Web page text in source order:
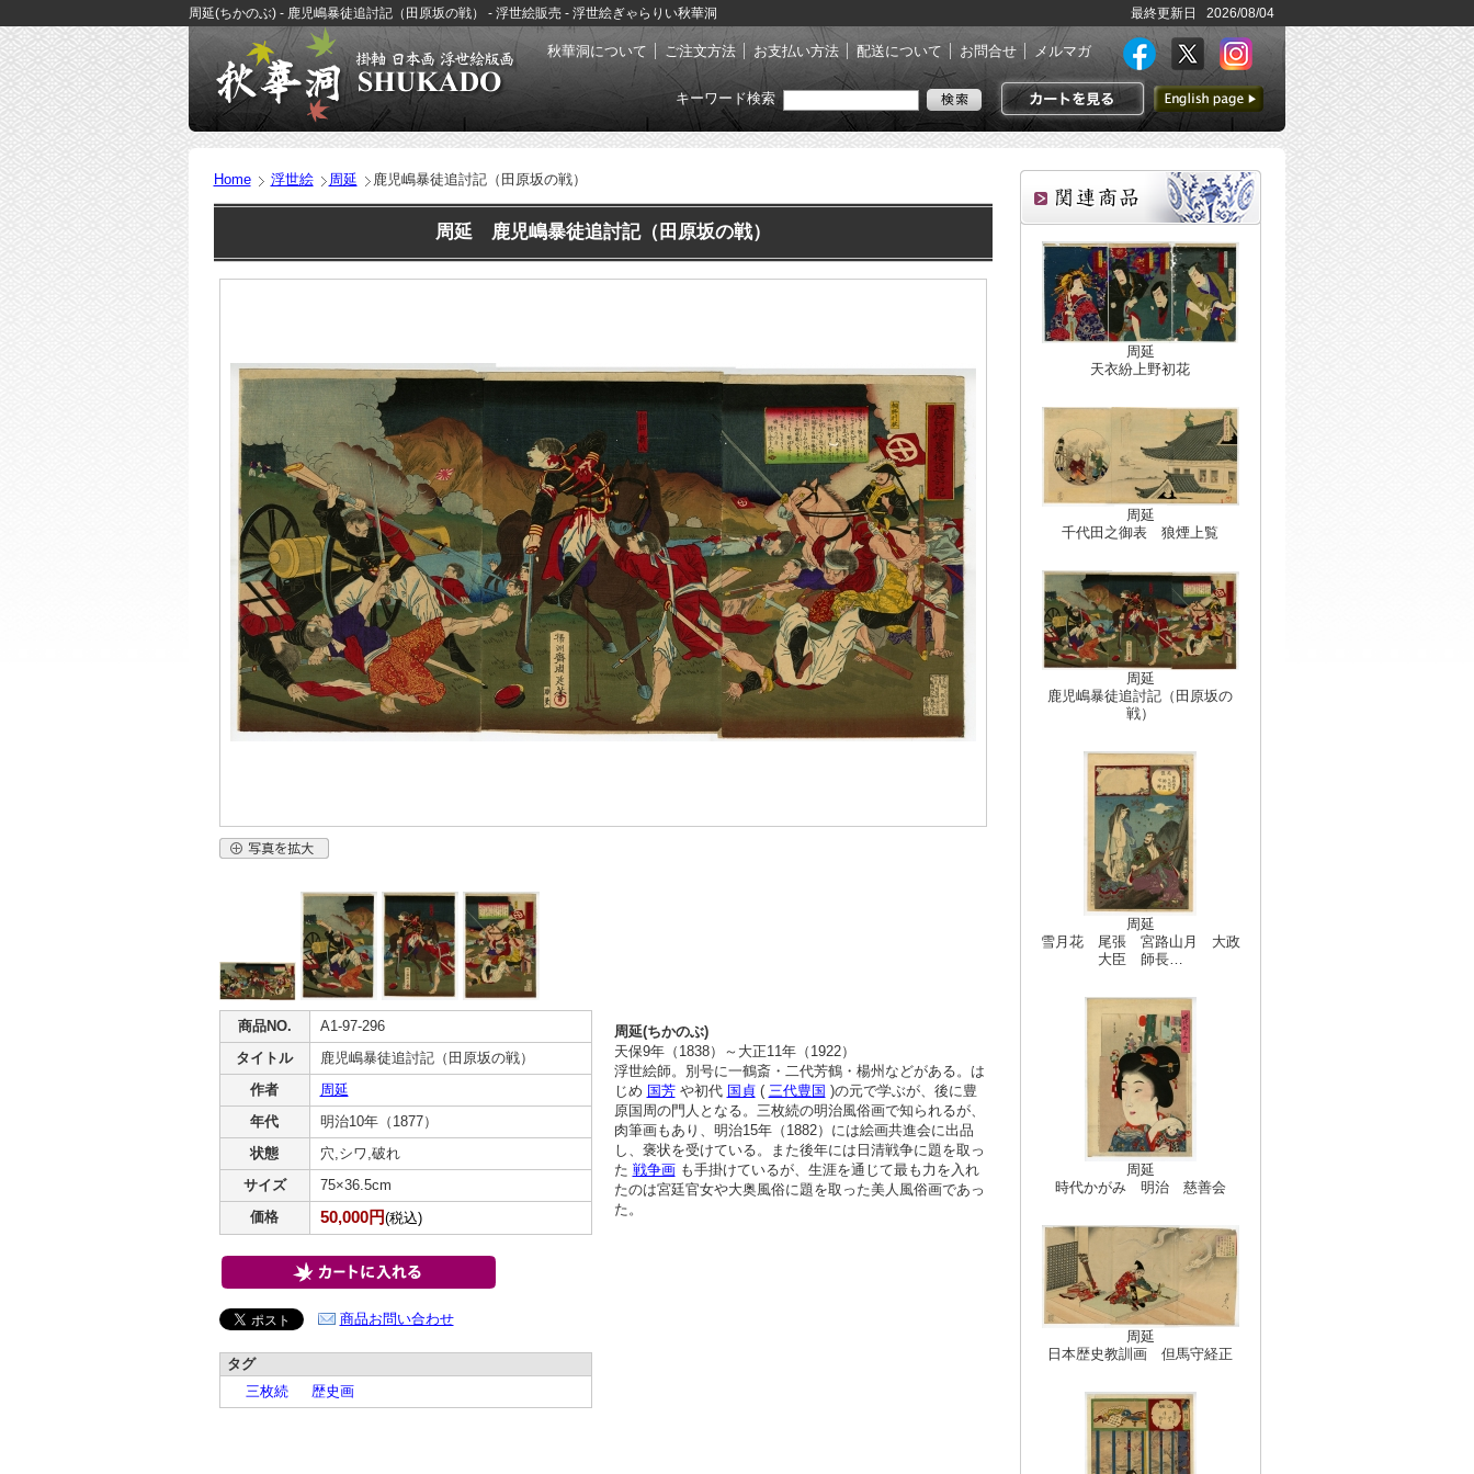
周延(ちかのぶ) - 鹿児嶋暴徒追討記（田原坂の戦） - 浮世絵販売 - 浮世絵ぎゃらりい秋華洞 最終更新日 2026/08/04
秋華洞について ご注文方法 お支払い方法 配送について お問合せ メルマガ
カートを見る
英語ページへ
キーワード検索
Home 浮世絵 周延 鹿児嶋暴徒追討記（田原坂の戦）
周延 鹿児嶋暴徒追討記（田原坂の戦）
商品NO.
A1-97-296
タイトル
鹿児嶋暴徒追討記（田原坂の戦）
作者
周延
年代
明治10年（1877）
状態
穴,シワ,破れ
サイズ
75×36.5cm
価格
50,000円(税込)
商品お問い合わせ
タグ
三枚続
歴史画
周延(ちかのぶ)
天保9年（1838）～大正11年（1922）
浮世絵師。別号に一鶴斎・二代芳鶴・楊州などがある。は
じめ 国芳や初代 国貞( 三代豊国 )の元で学ぶが、後に豊
原国周の門人となる。三枚続の明治風俗画で知られるが、
肉筆画もあり、明治15年（1882）には絵画共進会に出品
し、褒状を受けている。また後年には日清戦争に題を取っ
た 戦争画も手掛けているが、生涯を通じて最も力を入れ
たのは宮廷官女や大奥風俗に題を取った美人風俗画であっ
た。
周延
天衣紛上野初花
周延
千代田之御表 狼煙上覧
周延
鹿児嶋暴徒追討記（田原坂の
戦）
周延
雪月花 尾張 宮路山月 大政
大臣 師長…
周延
時代かがみ 明治 慈善会
周延
日本歴史教訓画 但馬守経正